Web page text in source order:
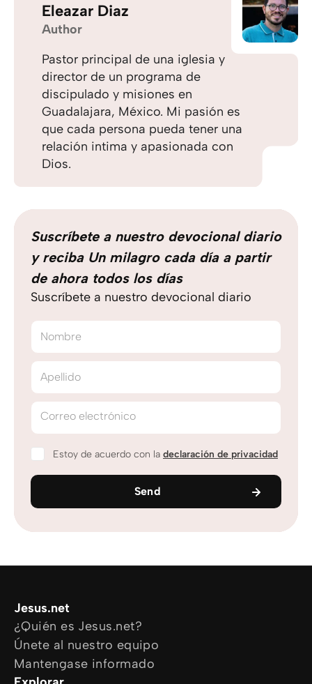
Eleazar Diaz
Author
Pastor principal de una iglesia y
director de un programa de
discipulado y misiones en
Guadalajara, México. Mi pasión es
que cada persona pueda tener una
relación intima y apasionada con
Dios.
Suscríbete a nuestro devocional diario
y reciba Un milagro cada día a partir
de ahora todos los días
Suscríbete a nuestro devocional diario
Nombre
Apellido
Correo electrónico
Estoy de acuerdo con la declaración de privacidad
Send
Jesus.net
¿Quién es Jesus.net?
Únete al nuestro equipo
Mantengase informado